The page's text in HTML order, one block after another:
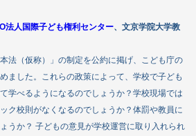
法人国際子ども権利センター、文京学院大学教
法（仮称）」の制定を公約に掲げ、こども庁の
ました。これらの政策によって、学校で子ども
学べるようになるのでしょうか？学校現場では
ク校則がなくなるのでしょうか？体罰や教員に
うか？ 子どもの意見が学校運営に取り入れられ